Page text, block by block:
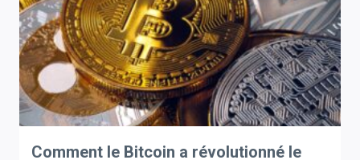
Comment le Bitcoin a révolutionné le